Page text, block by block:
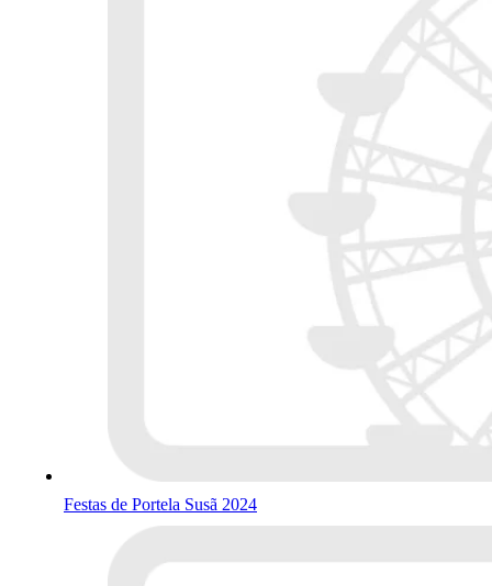
Festas de Portela Susã 2024